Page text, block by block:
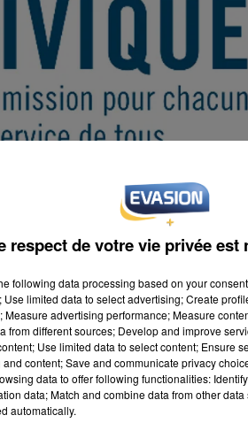
à « favoriser l'engagement
dont le recrutement de
handicap) peuvent choisir
respect de votre vie privée est
following data processing based on your
limited data to select advertising; Create
advertising performance; Measure
from different sources; Develop and improve
Use limited data to select content; Ensure
content; Save and communicate privacy
data to offer following functionalities:
data; Match and combine data from other
automatically.